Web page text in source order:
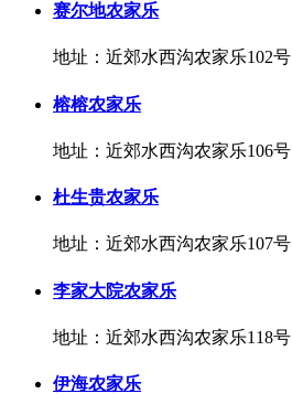
赛尔地农家乐
地址：近郊水西沟农家乐102号
榕榕农家乐
地址：近郊水西沟农家乐106号
杜生贵农家乐
地址：近郊水西沟农家乐107号
李家大院农家乐
地址：近郊水西沟农家乐118号
伊海农家乐